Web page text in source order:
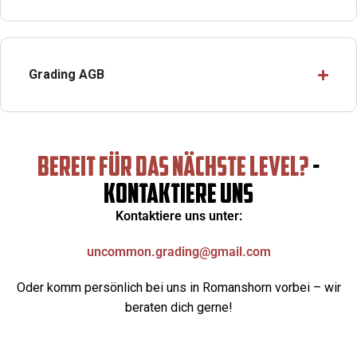
Grading AGB
BEREIT FÜR DAS NÄCHSTE LEVEL?-
KONTAKTIERE UNS
Kontaktiere uns unter:
uncommon.grading@gmail.com
Oder komm persönlich bei uns in Romanshorn vorbei – wir
beraten dich gerne!